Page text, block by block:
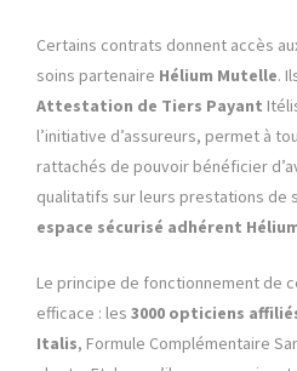
Certains contrats donnent accès
soins partenaire Hélium Mutelle.
Attestation de Tiers Payant
l’initiative d’assureurs, permet à
rattachés de pouvoir bénéficier
qualitatifs sur leurs prestations de
espace sécurisé adhérent
Le principe de fonctionnement de
efficace : les 3000 opticiens
Italis, Formule Complémentaire